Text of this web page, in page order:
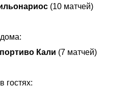
(10 матчей)
Кали (7 матчей)